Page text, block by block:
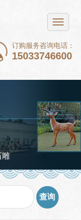
订购服务咨询电话：
15033746600
塑
示
们
雕